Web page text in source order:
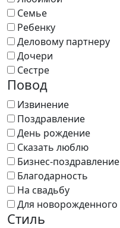
Семье
Ребенку
Деловому партнеру
Дочери
Сестре
Повод
Извинение
Поздравление
День рождение
Сказать люблю
Бизнес-поздравление
Благодарность
На свадьбу
Для новорожденного
Стиль